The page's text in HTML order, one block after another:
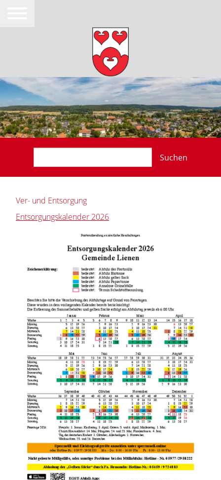
Suchen
Ver- und Entsorgung
Entsorgungskalender 2026